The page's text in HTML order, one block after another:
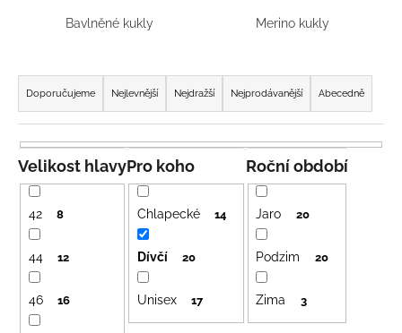
Bavlněné kukly Merino kukly
Ř
a
z
e
n
í
p
o
d
u
Doporučujeme Nejlevnější Nejdražší Nejprodávanější Abecedně
Pro koho
Chlapecké 14
Dívčí 20
Unisex 17
Roční období
Jaro 20
Podzim 20
Zima 3
Velikost hlavy
42 8
44 12
46 16
HLEDAT
D
p